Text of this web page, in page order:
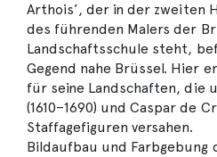
Arthois’, der in der zweiten
des führenden Malers der
Landschaftsschule steht,
Gegend nahe Brüssel. Hier
für seine Landschaften, die
(1610–1690) und Caspar de
Staffagefiguren versahen.
Bildaufbau und Farbgebung